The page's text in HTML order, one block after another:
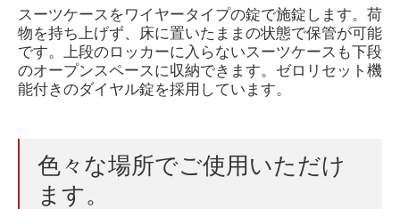
スーツケースをワイヤータイプの錠で施錠します。 荷
物を持ち上げず、床に置いたままの状態で保管が可能
です。上段のロッカーに入らないスーツケースも下段
のオープンスペースに収納できます。 ゼロリセット機
能付きのダイヤル錠を採用しています。
色々な場所でご使用いただけ
ます。